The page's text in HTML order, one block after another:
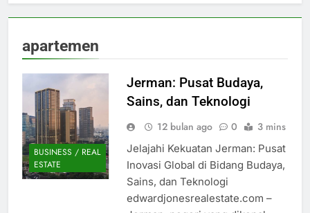
apartemen
BUSINESS / REAL
ESTATE
Jerman: Pusat Budaya,
Sains, dan Teknologi
12 bulan ago 0 3 mins
Jelajahi Kekuatan Jerman: Pusat
Inovasi Global di Bidang Budaya,
Sains, dan Teknologi
edwardjonesrealestate.com –